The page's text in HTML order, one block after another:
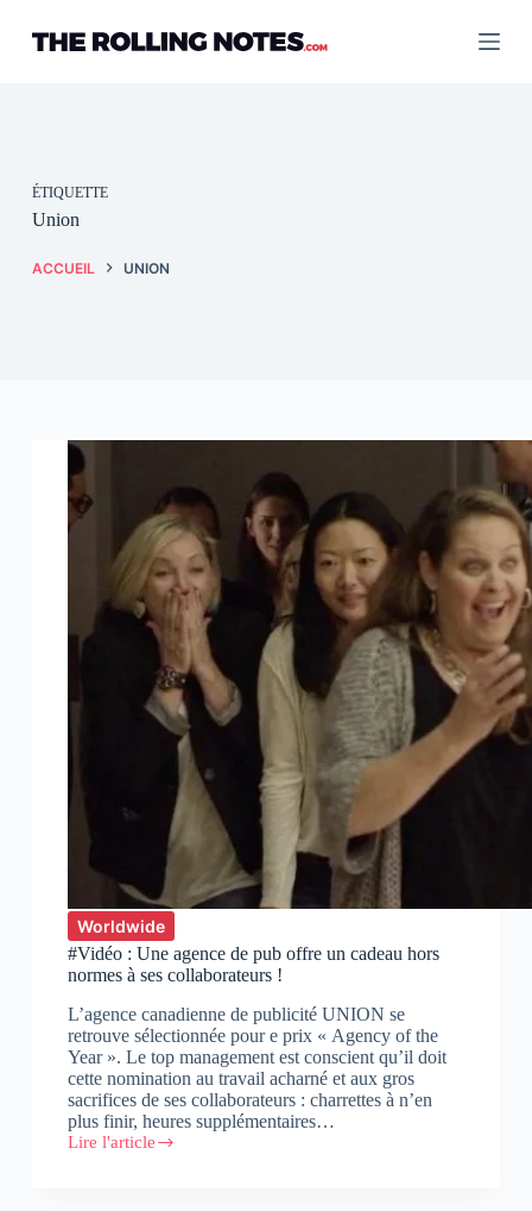
contenu
ÉTIQUETTE
Union
ACCUEIL UNION
Worldwide
#Vidéo : Une agence de pub offre un cadeau hors
normes à ses collaborateurs !
L’agence canadienne de publicité UNION se
retrouve sélectionnée pour e prix « Agency of the
Year ». Le top management est conscient qu’il doit
cette nomination au travail acharné et aux gros
sacrifices de ses collaborateurs : charrettes à n’en
plus finir, heures supplémentaires…
Lire l'article
#Vidéo